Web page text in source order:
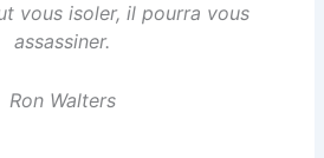
vous isoler, il pourra vous
assassiner.
Ron Walters